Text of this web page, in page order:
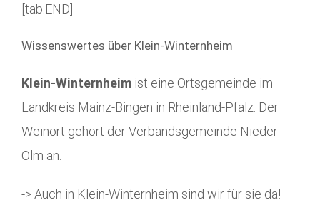
[tab:END]
Wissenswertes über Klein-Winternheim
Klein-Winternheim ist eine Ortsgemeinde im
Landkreis Mainz-Bingen in Rheinland-Pfalz. Der
Weinort gehört der Verbandsgemeinde Nieder-
Olm an.
-> Auch in Klein-Winternheim sind wir für sie da!